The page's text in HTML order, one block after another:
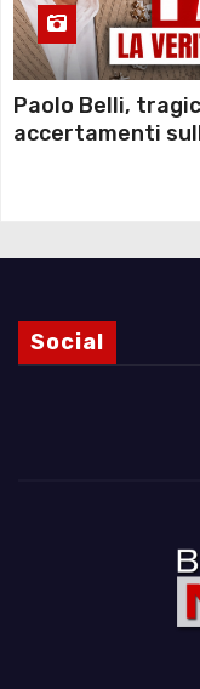
Paolo Belli,
accertamenti
Social